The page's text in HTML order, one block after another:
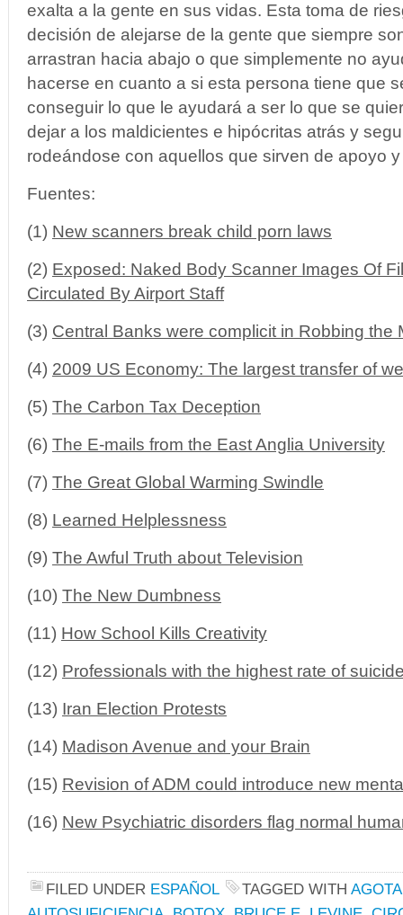
exalta a la gente en sus vidas. Esta toma de
decisión de alejarse de la gente que siempre
arrastran hacia abajo o que simplemente no
hacerse en cuanto a si esta persona tiene que
conseguir lo que le ayudará a ser lo que se
dejar a los maldicientes e hipócritas atrás y
rodeándose con aquellos que sirven de apoyo
Fuentes:
(1) New scanners break child porn laws
(2) Exposed: Naked Body Scanner Images Of
Circulated By Airport Staff
(3) Central Banks were complicit in Robbing the
(4) 2009 US Economy: The largest transfer of
(5) The Carbon Tax Deception
(6) The E-mails from the East Anglia University
(7) The Great Global Warming Swindle
(8) Learned Helplessness
(9) The Awful Truth about Television
(10) The New Dumbness
(11) How School Kills Creativity
(12) Professionals with the highest rate of
(13) Iran Election Protests
(14) Madison Avenue and your Brain
(15) Revision of ADM could introduce new
(16) New Psychiatric disorders flag normal
FILED UNDER ESPAÑOL TAGGED WITH